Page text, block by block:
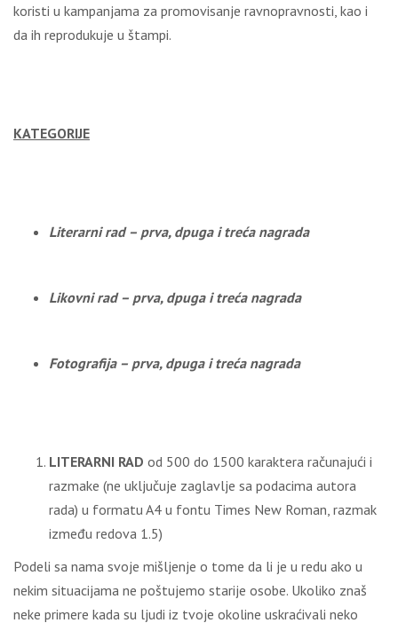
koristi u kampanjama za promovisanje ravnopravnosti, kao i
da ih reprodukuje u štampi.
KATEGORIJE
Literarni rad – prva, dpuga i treća nagrada
Likovni rad – prva, dpuga i treća nagrada
Fotografija– prva, dpuga i treća nagrada
LITERARNI RAD od 500 do 1500 karaktera računajući i
razmake (ne uključuje zaglavlje sa podacima autora
rada) u formatu A4 u fontu Times New Roman, razmak
između redova 1.5)
Podeli sa nama svoje mišljenje o tome da li je u redu ako u
nekim situacijama ne poštujemo starije osobe. Ukoliko znaš
neke primere kada su ljudi iz tvoje okoline uskraćivali neko